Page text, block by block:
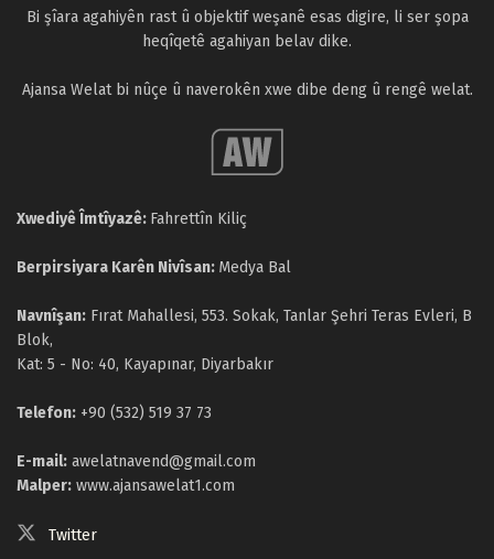
Bi şîara agahiyên rast û objektif weşanê esas digire, li ser şopa
heqîqetê agahiyan belav dike.
Ajansa Welat bi nûçe û naverokên xwe dibe deng û rengê welat.
Xwediyê Îmtîyazê: Fahrettîn Kiliç
Berpirsiyara Karên Nivîsan: Medya Bal
Navnîşan: Fırat Mahallesi, 553. Sokak, Tanlar Şehri Teras Evleri, B
Blok,
Kat: 5 - No: 40, Kayapınar, Diyarbakır
Telefon: +90 (532) 519 37 73
E-mail: awelatnavend@gmail.com
Malper: www.ajansawelat1.com
Twitter